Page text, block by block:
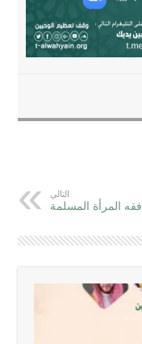
التالي
فقه المرأة المسلمة